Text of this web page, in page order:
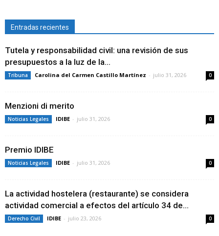
Entradas recientes
Tutela y responsabilidad civil: una revisión de sus
presupuestos a la luz de la...
Tribuna Carolina del Carmen Castillo Martínez - julio 31, 2026 0
Menzioni di merito
Noticias Legales IDIBE - julio 31, 2026 0
Premio IDIBE
Noticias Legales IDIBE - julio 31, 2026 0
La actividad hostelera (restaurante) se considera
actividad comercial a efectos del artículo 34 de...
Derecho Civil IDIBE - julio 23, 2026 0